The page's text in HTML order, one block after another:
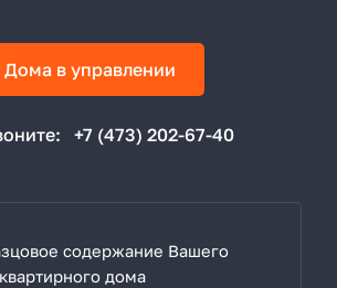
Дома в управлении
+7 (473) 202-67-40
содержание Вашего
дома